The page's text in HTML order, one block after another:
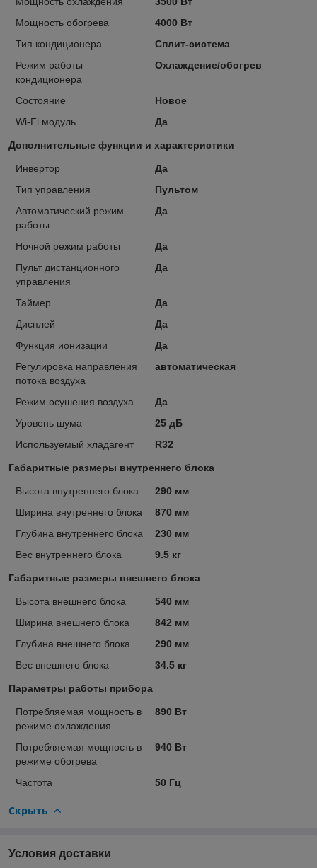
Мощность обогрева
4000 Вт
Тип кондиционера
Сплит-система
Режим работы
кондиционера
Охлаждение/обогрев
Состояние
Новое
Wi-Fi модуль
Да
Дополнительные функции и характеристики
Инвертор
Да
Тип управления
Пультом
Автоматический режим
работы
Да
Ночной режим работы
Да
Пульт дистанционного
управления
Да
Таймер
Да
Дисплей
Да
Функция ионизации
Да
Регулировка направления
потока воздуха
автоматическая
Режим осушения воздуха
Да
Уровень шума
25 дБ
Используемый хладагент
R32
Габаритные размеры внутреннего блока
Высота внутреннего блока
290 мм
Ширина внутреннего блока
870 мм
Глубина внутреннего блока
230 мм
Вес внутреннего блока
9.5 кг
Габаритные размеры внешнего блока
Высота внешнего блока
540 мм
Ширина внешнего блока
842 мм
Глубина внешнего блока
290 мм
Вес внешнего блока
34.5 кг
Параметры работы прибора
Потребляемая мощность в
режиме охлаждения
890 Вт
Потребляемая мощность в
режиме обогрева
940 Вт
Частота 50 Гц
Скрыть
Условия доставки